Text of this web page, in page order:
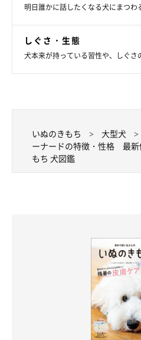
明日誰かに話したくなる犬にまつわ
しぐさ・生態
犬本来が持っている習性や、しぐ
いぬのきもち 大型犬
ーナードの特徴・性格 最新
もち 犬図鑑